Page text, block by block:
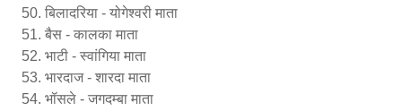
बिलादरिया - योगेश्वरी माता
बैस - कालका माता
भाटी - स्वांगिया माता
भारदाज - शारदा माता
भॉसले - जगदम्बा माता